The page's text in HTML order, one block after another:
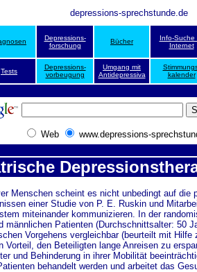
depressions-sprechstunde.de
Depressions-
forschung
Bücher
Info-Suche
Internet
Tests
Depressions-
vorbeugung
Umgang mit
Antidepressiva
kalender
Web www.depressions-
Menschen scheint es nicht unbedingt auf die
einer Studie von P. E. Ruskin und
miteinander kommunizieren. In der
männlichen Patienten (Durchschnittsalter: 50
Vorgehens vergleichbar (beurteilt mit Hilfe
Vorteil, den Beteiligten lange Anreisen zu
und Behinderung in ihrer Mobilität
behandelt werden und arbeitet das